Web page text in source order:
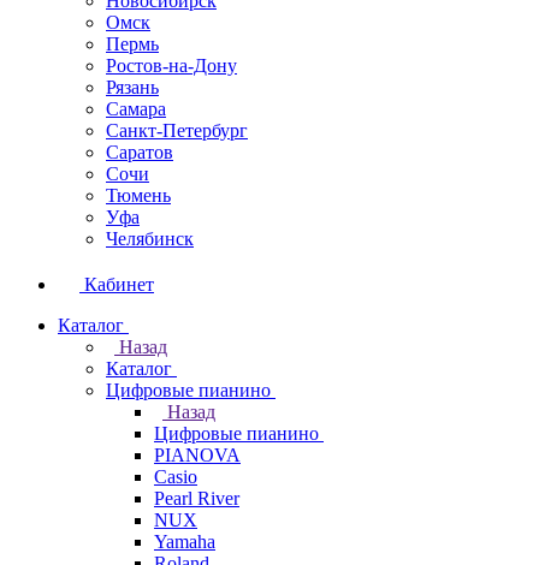
Омск
Пермь
Ростов-на-Дону
Рязань
Самара
Санкт-Петербург
Саратов
Сочи
Тюмень
Уфа
Челябинск
Кабинет
Каталог
Назад
Каталог
Цифровые пианино
Назад
Цифровые пианино
PIANOVA
Casio
Pearl River
NUX
Yamaha